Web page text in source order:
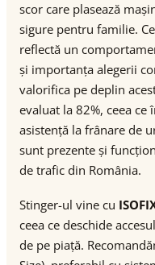
scor care plasează
sigure pentru familie.
reflectă un
și importanța alegerii
valorifica pe deplin
evaluat la 82%, ceea ce
asistență la frânare de
sunt prezente și
de trafic din România.
Stinger-ul vine cu
ceea ce deschide
de pe piață.